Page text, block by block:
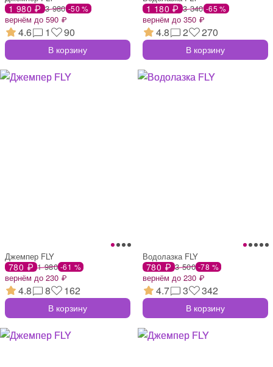
1 980 ₽ 3 980 -50 %
вернём до 590 ₽
4.6 1 90
В корзину
1 180 ₽ 3 340 -65 %
вернём до 350 ₽
4.8 2 270
В корзину
Джемпер FLY
780 ₽ 1 980 -61 %
вернём до 230 ₽
4.8 8 162
В корзину
Водолазка FLY
780 ₽ 3 500 -78 %
вернём до 230 ₽
4.7 3 342
В корзину